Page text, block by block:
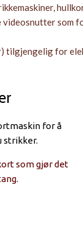
som
for
for å
strikker.
som gjør det